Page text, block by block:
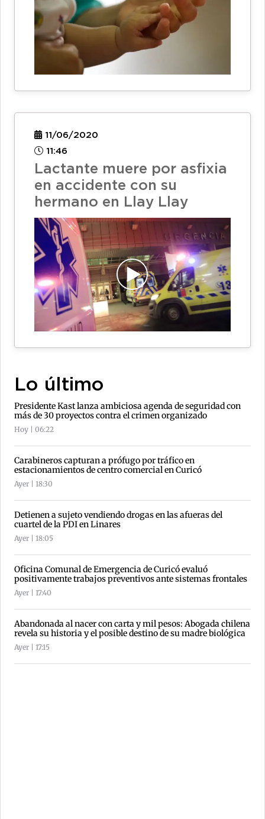
11/06/2020
11:46
Lactante muere por asfixia
en accidente con su
hermano en Llay Llay
Lo último
Presidente Kast lanza ambiciosa agenda de seguridad con
más de 30 proyectos contra el crimen organizado
Hoy | 06:22
Carabineros capturan a prófugo por tráfico en
estacionamientos de centro comercial en Curicó
Ayer | 18:30
Detienen a sujeto vendiendo drogas en las afueras del
cuartel de la PDI en Linares
Ayer | 18:05
Oficina Comunal de Emergencia de Curicó evaluó
positivamente trabajos preventivos ante sistemas frontales
Ayer | 17:40
Abandonada al nacer con carta y mil pesos: Abogada chilena
revela su historia y el posible destino de su madre biológica
Ayer | 17:15